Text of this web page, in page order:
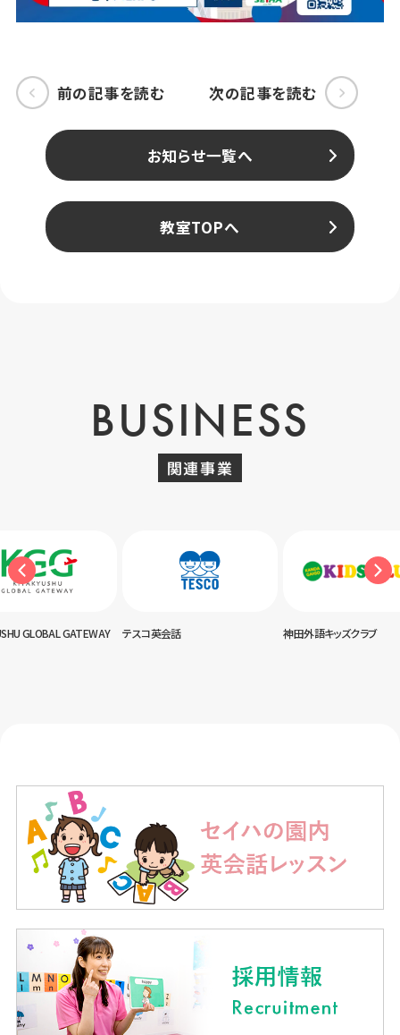
前の記事を読む 次の記事を読む
お知らせ一覧へ
教室TOPへ
BUSINESS
関連事業
GATEWAY テスコ英会話 神田外語キッズクラブ